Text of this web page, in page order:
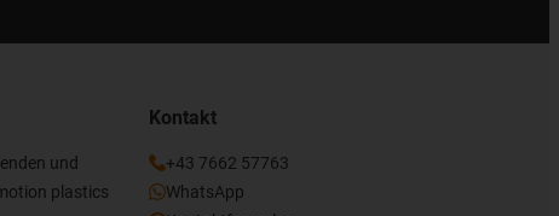
und
plastics
Kontakt
+43 7662 57763
WhatsApp